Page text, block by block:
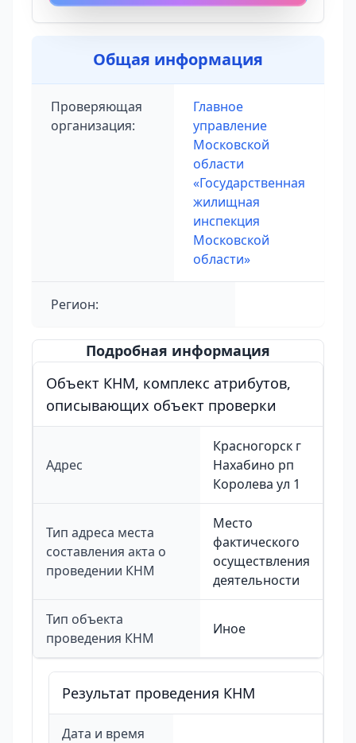
Общая информация
Проверяющая
организация:
Главное
управление
Московской
области
«Государственная
жилищная
инспекция
Московской
области»
Регион:
Подробная информация
Объект КНМ, комплекс атрибутов,
описывающих объект проверки
Адрес
Красногорск г
Нахабино рп
Королева ул 1
Тип адреса места
составления акта о
проведении КНМ
Место
фактического
осуществления
деятельности
Тип объекта
проведения КНМ
Иное
Результат проведения КНМ
Дата и время